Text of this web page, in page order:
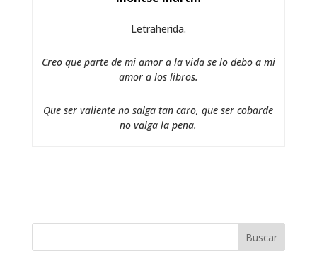
Letraherida.
Creo que parte de mi amor a la vida se lo debo a mi
amor a los libros.
Que ser valiente no salga tan caro, que ser cobarde
no valga la pena.